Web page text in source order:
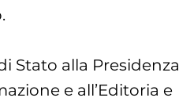
Stato alla Presidenza
e all’Editoria e